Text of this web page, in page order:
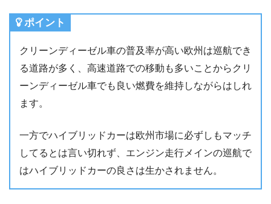
ポイント
クリーンディーゼル車の普及率が高い欧州は巡航でき
る道路が多く、高速道路での移動も多いことからクリ
ーンディーゼル車でも良い燃費を維持しながらはしれ
ます。
一方でハイブリッドカーは欧州市場に必ずしもマッチ
してるとは言い切れず、エンジン走行メインの巡航で
はハイブリッドカーの良さは生かされません。